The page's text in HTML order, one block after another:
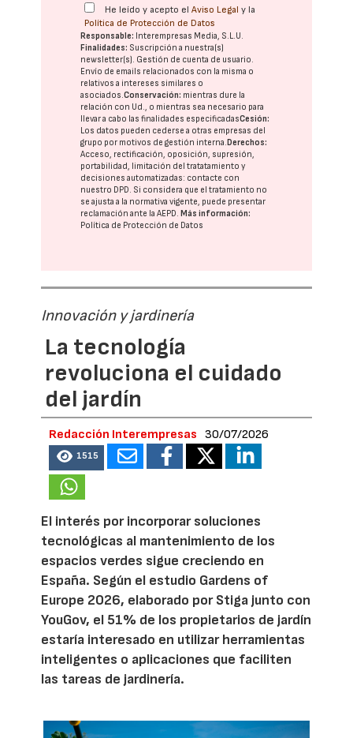
He leído y acepto elAviso Legal y la
Política de Protección de Datos
Responsable: Interempresas Media, S.L.U.
Finalidades: Suscripción a nuestra(s)
newsletter(s). Gestión de cuenta de usuario.
Envío de emails relacionados con la misma o
relativos a intereses similares o
asociados.Conservación: mientras dure la
relación con Ud., o mientras sea necesario para
llevar a cabo las finalidades especificadasCesión:
Los datos pueden cederse a otras empresas del
grupo por motivos de gestión interna. Derechos:
Acceso, rectificación, oposición, supresión,
portabilidad, limitación del tratatamiento y
decisiones automatizadas: contacte con
nuestro DPD. Si considera que el tratamiento no
se ajusta a la normativa vigente, puede presentar
reclamación ante laAEPD. Más información:
Política de Protección de Datos
Innovación y jardinería
La tecnología
revoluciona el cuidado
del jardín
Redacción Interempresas 30/07/2026
1515
El interés por incorporar soluciones
tecnológicas al mantenimiento de los
espacios verdes sigue creciendo en
España. Según el estudio Gardens of
Europe 2026, elaborado por Stiga junto con
YouGov, el 51% de los propietarios de jardín
estaría interesado en utilizar herramientas
inteligentes o aplicaciones que faciliten
las tareas de jardinería.